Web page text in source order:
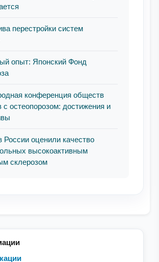
перестройки систем
опыт: Японский Фонд
конференция обществ
с остеопорозом: достижения и
России оценили качество
высокоактивным
склерозом